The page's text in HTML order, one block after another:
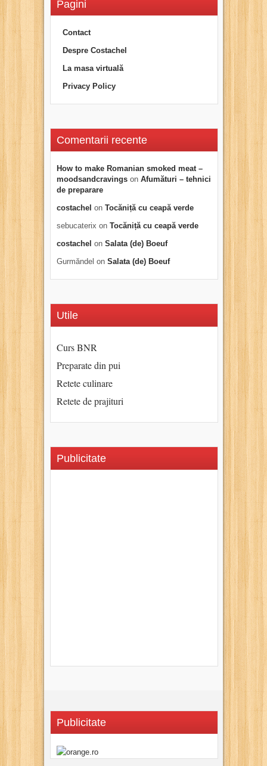
Pagini
Contact
Despre Costachel
La masa virtuală
Privacy Policy
Comentarii recente
How to make Romanian smoked meat –
moodsandcravings on Afumături – tehnici
de preparare
costachel on Tocăniță cu ceapă verde
sebucaterix on Tocăniță cu ceapă verde
costachel on Salata (de) Boeuf
Gurmăndel on Salata (de) Boeuf
Utile
Curs BNR
Preparate din pui
Retete culinare
Retete de prajituri
Publicitate
Publicitate